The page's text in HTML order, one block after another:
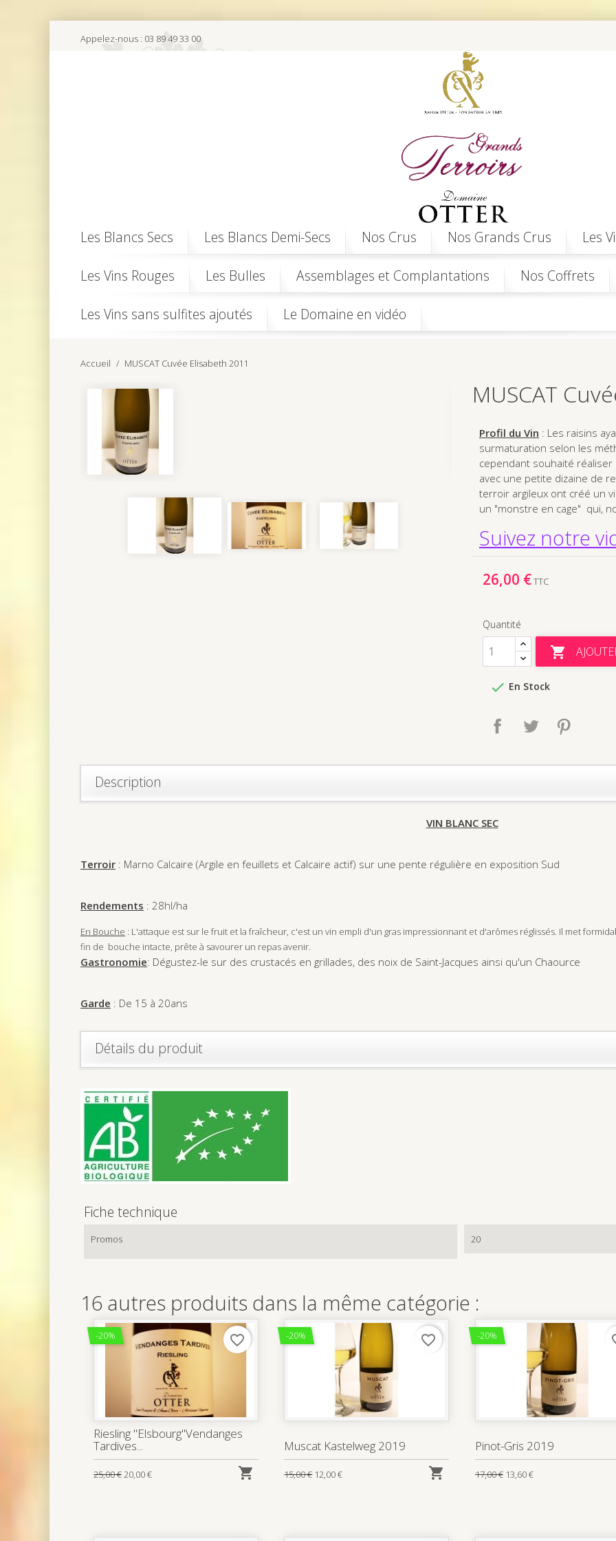
Appelez-nous : 03 89 49 33 00
Les Blancs Secs Les Blancs Demi-Secs Nos Crus Nos Grands Crus Les
Les Vins Rouges Les Bulles Assemblages et Complantations Nos Coffrets
Les Vins sans sulfites ajoutés Le Domaine en vidéo
Accueil MUSCAT Cuvée Elisabeth 2011
MUSCAT
Profil du Vin : Les raisins
surmaturation selon les
cependant souhaité
avec une petite dizaine de
terroir argileux ont créé un
un "monstre en cage" qui,
Suivez notre
26,00 €TTC
Quantité

 En Stock
Partager Tweet
Description
VIN BLANC SEC
Terroir : Marno Calcaire (Argile en feuillets et Calcaire actif) sur une pente régulière en exposition Sud
Rendements : 28hl/ha
En Bouche : L'attaque est sur le fruit et la fraîcheur, c'est un vin empli d'un gras impressionnant et d'arômes réglissés. Il met
fin de bouche intacte, prête à savourer un repas avenir.
Gastronomie: Dégustez-le sur des crustacés en grillades, des noix de Saint-Jacques ainsi qu'un Chaource
Garde : De 15 à 20ans
Détails du produit
Fiche technique
Promos 20
16 autres produits dans la même catégorie :
-20%
Riesling "Elsbourg"Vendanges
Tardives...
25,00 €20,00 € 
favorite_border -20%
Muscat Kastelweg 2019
15,00 € 12,00 € 
favorite_border -20%
Pinot-Gris 2019
17,00 € 13,60 €